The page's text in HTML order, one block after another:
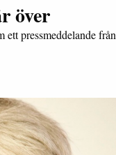
över
pressmeddelande från